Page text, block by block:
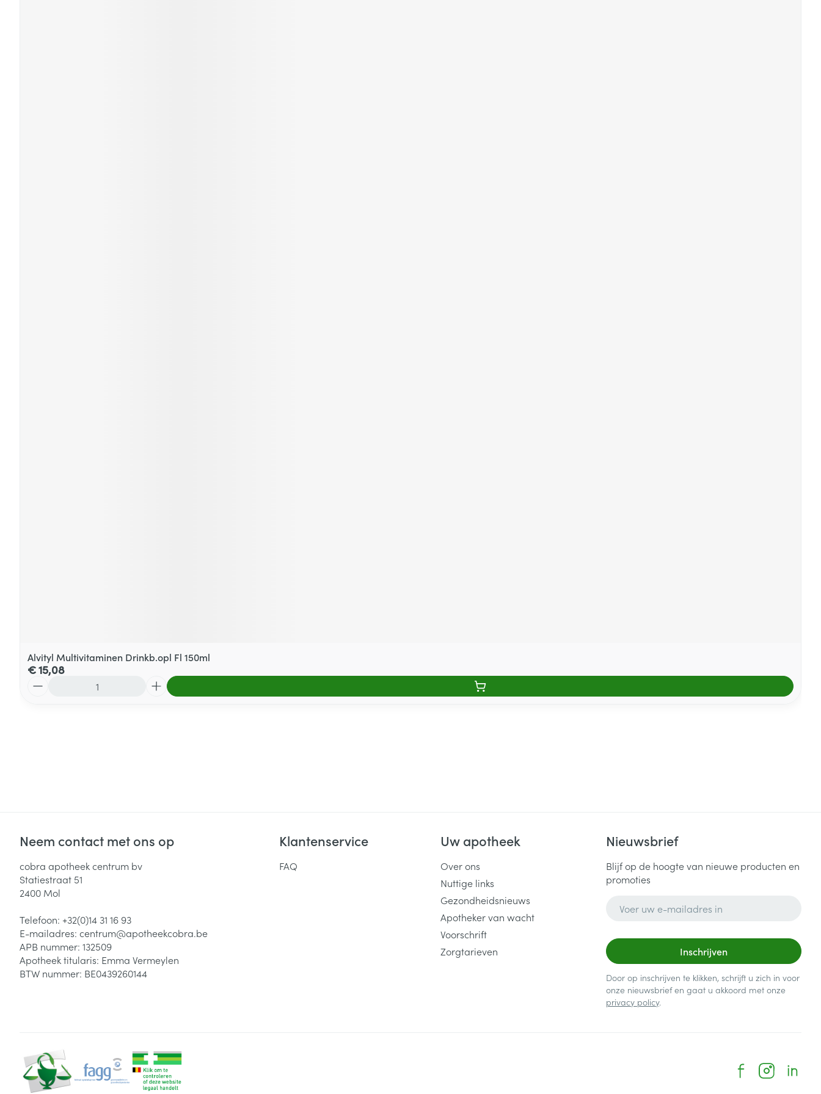
Alvityl Multivitaminen Drinkb.opl Fl 150ml
€ 15,08
Neem contact met ons op
cobra apotheek centrum bv
Statiestraat 51
2400 Mol
Telefoon: +32(0)14 31 16 93
E-mailadres: centrum@apotheekcobra.be
APB nummer: 132509
Apotheek titularis: Emma Vermeylen
BTW nummer: BE0439260144
Klantenservice
FAQ
Uw apotheek
Over ons
Nuttige links
Gezondheidsnieuws
Apotheker van wacht
Voorschrift
Zorgtarieven
Nieuwsbrief
Blijf op de hoogte van nieuwe producten en
promoties
Inschrijven
Door op inschrijven te klikken, schrijft u zich in voor
onze nieuwsbrief en gaat u akkoord met onze
privacy policy.